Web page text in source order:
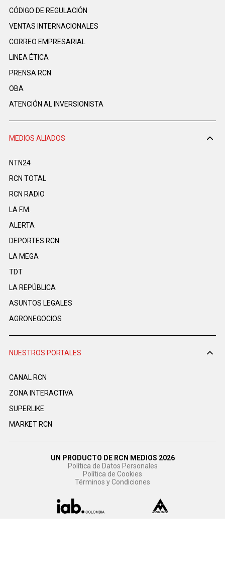
CÓDIGO DE REGULACIÓN
VENTAS INTERNACIONALES
CORREO EMPRESARIAL
LINEA ÉTICA
PRENSA RCN
OBA
ATENCIÓN AL INVERSIONISTA
MEDIOS ALIADOS
NTN24
RCN TOTAL
RCN RADIO
LA F.M.
ALERTA
DEPORTES RCN
LA MEGA
TDT
LA REPÚBLICA
ASUNTOS LEGALES
AGRONEGOCIOS
NUESTROS PORTALES
CANAL RCN
ZONA INTERACTIVA
SUPERLIKE
MARKET RCN
UN PRODUCTO DE RCN MEDIOS 2026
Política de Datos Personales
Política de Cookies
Términos y Condiciones